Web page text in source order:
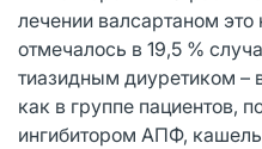
лечении валсартаном
отмечалось в 19,5 %
тиазидным диуретиком –
как в группе пациентов,
ингибитором АПФ,